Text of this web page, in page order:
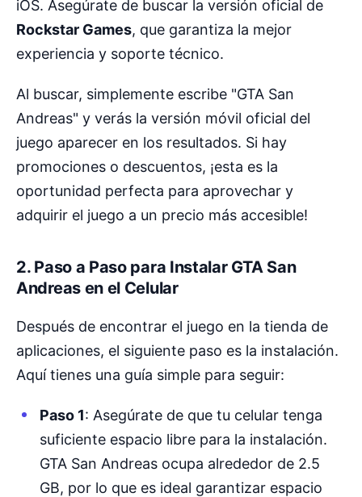
iOS. Asegúrate de buscar la versión oficial de
Rockstar Games, que garantiza la mejor
experiencia y soporte técnico.
Al buscar, simplemente escribe "GTA San
Andreas" y verás la versión móvil oficial del
juego aparecer en los resultados. Si hay
promociones o descuentos, ¡esta es la
oportunidad perfecta para aprovechar y
adquirir el juego a un precio más accesible!
2. Paso a Paso para Instalar GTA San
Andreas en el Celular
Después de encontrar el juego en la tienda de
aplicaciones, el siguiente paso es la instalación.
Aquí tienes una guía simple para seguir:
Paso 1: Asegúrate de que tu celular tenga
suficiente espacio libre para la instalación.
GTA San Andreas ocupa alrededor de 2.5
GB, por lo que es ideal garantizar espacio